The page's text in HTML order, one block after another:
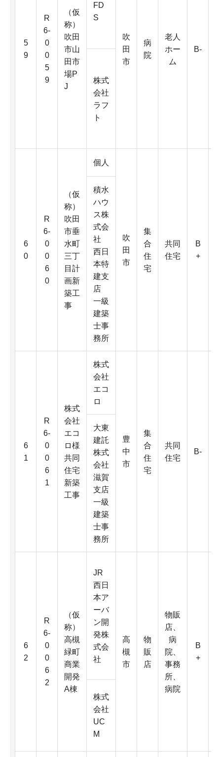
5
9
R
6-
0
0
5
9
（仮
称）
吹田
市山
田市
場P
J
FD
S
吹
田
市
病
院
老人
ホー
ム
B-
株式
会社
ラフ
ト
6
0
R
6-
0
0
6
0
（仮
称）
吹田
市垂
水町
三丁
目計
画新
築工
事
個人
吹
田
市
集
合
住
宅
共同
住宅
B
+
積水
ハウ
ス株
式会
社
西日
本特
建支
店
一級
建築
士事
務所
6
1
R
6-
0
0
6
1
株式
会社
エコ
ロ様
共同
住宅
新築
工事
株式
会社
エコ
ロ
豊
中
市
集
合
住
宅
共同
住宅
B-
大東
建託
株式
会社
滋賀
支店
一級
建築
士事
務所
6
2
R
6-
0
0
6
2
（仮
称）
高槻
緑町
商業
開発
A棟
JR
西日
本ア
ーバ
ン開
発株
式会
社
高
槻
市
物
販
店
物販
店、
病
院、
事務
所、
病院
B
+
株式
会社
UC
M